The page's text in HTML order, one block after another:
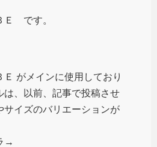
Ｅ です。
がメインに使用しており
は、以前、記事で投稿させ
サイズのバリエーションが
→